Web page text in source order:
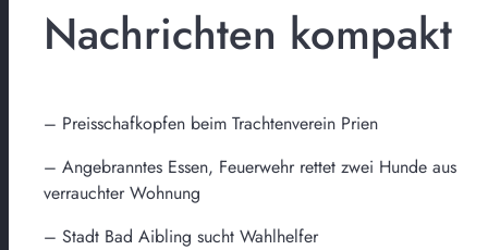
Nachrichten kompakt
– Preisschafkopfen beim Trachtenverein Prien
– Angebranntes Essen, Feuerwehr rettet zwei Hunde aus
verrauchter Wohnung
– Stadt Bad Aibling sucht Wahlhelfer